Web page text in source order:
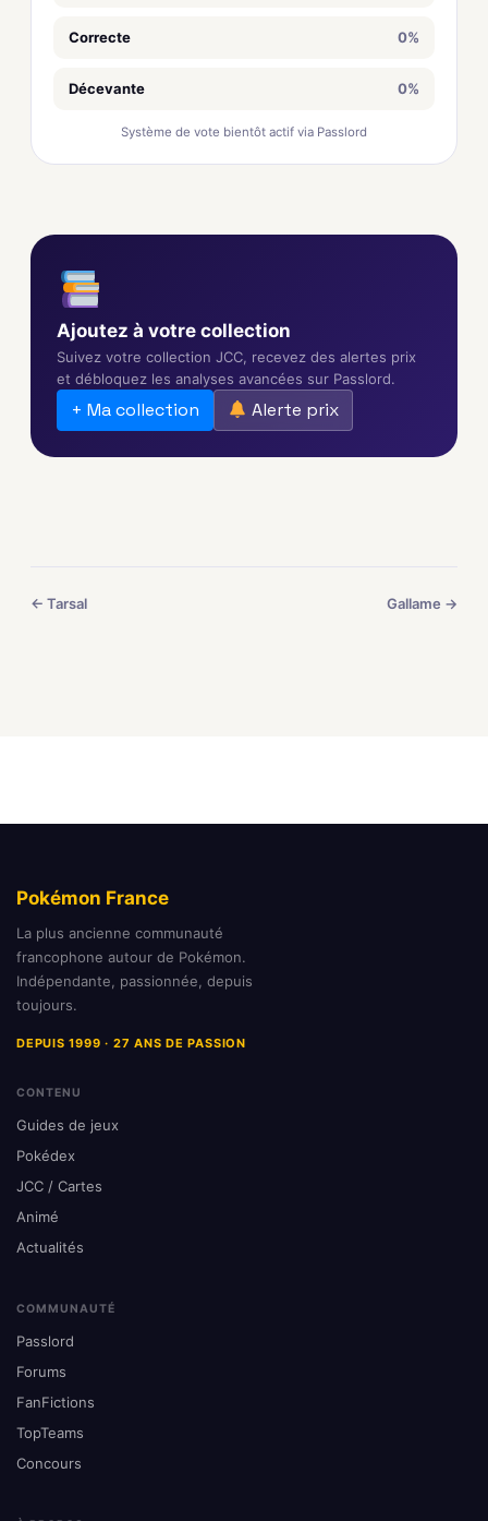
Correcte 0%
Décevante 0%
Système de vote bientôt actif via Passlord
Ajoutez à votre collection
Suivez votre collection JCC, recevez des alertes prix
et débloquez les analyses avancées sur Passlord.
+ Ma collection Alerte prix
← Tarsal Gallame →
Pokémon France
La plus ancienne communauté
francophone autour de Pokémon.
Indépendante, passionnée, depuis
toujours.
DEPUIS 1999 · 27 ANS DE PASSION
CONTENU
Guides de jeux
Pokédex
JCC / Cartes
Animé
Actualités
COMMUNAUTÉ
Passlord
Forums
FanFictions
TopTeams
Concours